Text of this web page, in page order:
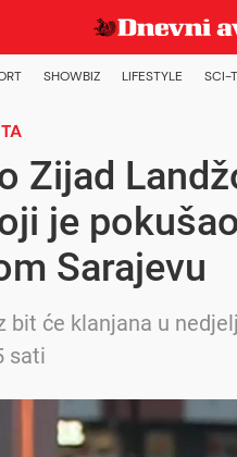
SHOWBIZ LIFESTYLE SCI-
Zijad
je
Sarajevu
bit će klanjana u
sati